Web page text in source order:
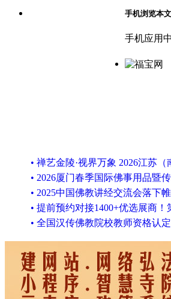
手机浏览本文
手机应用
• 禅艺金陵·视界万象 2026江苏
• 2026厦门春季国际佛事用品暨
• 2025中国佛教讲经交流会落下
• 提前预约对接1400+优选展商
• 全国汉传佛教院校教师资格认